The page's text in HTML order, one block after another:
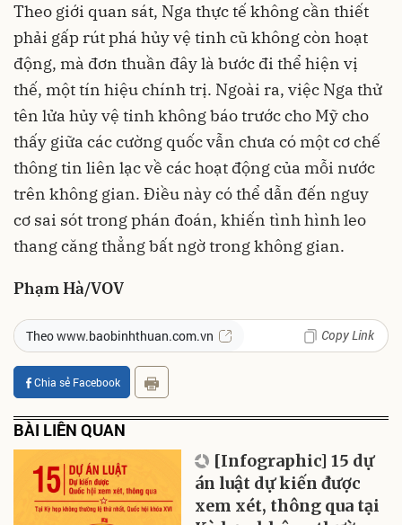
Theo giới quan sát, Nga thực tế không cần thiết
phải gấp rút phá hủy vệ tinh cũ không còn hoạt
động, mà đơn thuần đây là bước đi thể hiện vị
thế, một tín hiệu chính trị. Ngoài ra, việc Nga thử
tên lửa hủy vệ tinh không báo trước cho Mỹ cho
thấy giữa các cường quốc vẫn chưa có một cơ chế
thông tin liên lạc về các hoạt động của mỗi nước
trên không gian. Điều này có thể dẫn đến nguy
cơ sai sót trong phán đoán, khiến tình hình leo
thang căng thẳng bất ngờ trong không gian.
Phạm Hà/VOV
Theo www.baobinhthuan.com.vn Copy Link
Chia sẻ Facebook
BÀI LIÊN QUAN
[Infographic] 15 dự
án luật dự kiến được
xem xét, thông qua tại